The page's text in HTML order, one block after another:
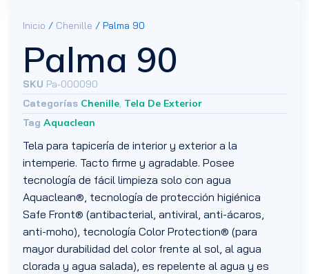
Inicio / Chenille / Palma 90
Palma 90
SKU Pa-000090
Categorías Chenille, Tela De Exterior
Tag Aquaclean
Tela para tapicería de interior y exterior a la
intemperie. Tacto firme y agradable. Posee
tecnología de fácil limpieza solo con agua
Aquaclean®, tecnología de protección higiénica
Safe Front® (antibacterial, antiviral, anti-ácaros,
anti-moho), tecnología Color Protection® (para
mayor durabilidad del color frente al sol, al agua
clorada y agua salada), es repelente al agua y es